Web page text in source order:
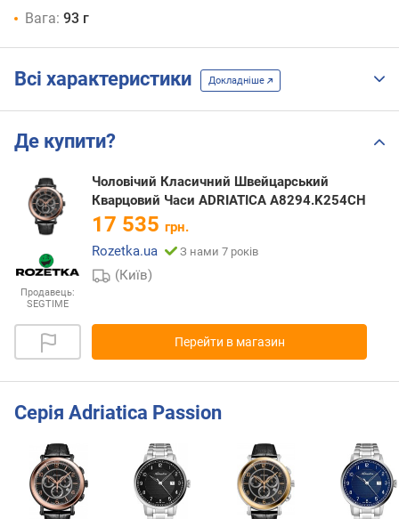
Вага: 93 г
Всі характеристики Докладніше
Де купити?
Продавець:
SEGTIME
Чоловічий Класичний Швейцарський
Кварцовий Часи ADRIATICA A8294.K254CH
17 535 грн.
Rozetka.ua
З нами 7 років
(Київ)
Перейти в магазин
Серія Adriatica Passion